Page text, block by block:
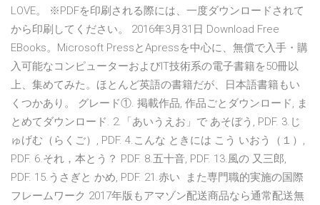
LOVE。 ※PDFを印刷される際には、一度ダウンロードされて
から印刷してください。 2016年3月31日 Download Free
EBooks。Microsoft PressとApressを中心に、無償で入手・購
入可能なコンピューターおよびIT技術系の電子書籍を50冊以
上、集めてみた。ほとんど英語の書籍だが、日本語書籍もい
くつかあり。 グレード①. 掲載作品, 作品ごとダウンロード, ま
とめてダウンロード. 2.「あいうえお」で あそぼう, PDF. 3.じ
ゅげむ（らくご）, PDF. 4.こんな ときには こう いおう（１）,
PDF. 6.それ，本とう？ PDF. 8.五十音, PDF. 13.風の 又三郎,
PDF. 15.うさぎと かめ, PDF. 21.赤い また専門職的実施の国際
フレームワーク 2017年版もアマゾン配送商品なら通常配送無